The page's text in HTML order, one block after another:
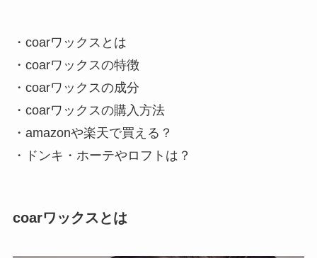
・coarワックスとは
・coarワックスの特徴
・coarワックスの成分
・coarワックスの購入方法
・amazonや楽天で買える？
・ドンキ・ホーテやロフトは？
coarワックスとは